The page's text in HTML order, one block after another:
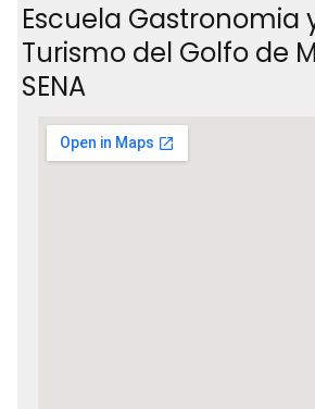
Escuela Gastronomia
Turismo del Golfo de
SENA